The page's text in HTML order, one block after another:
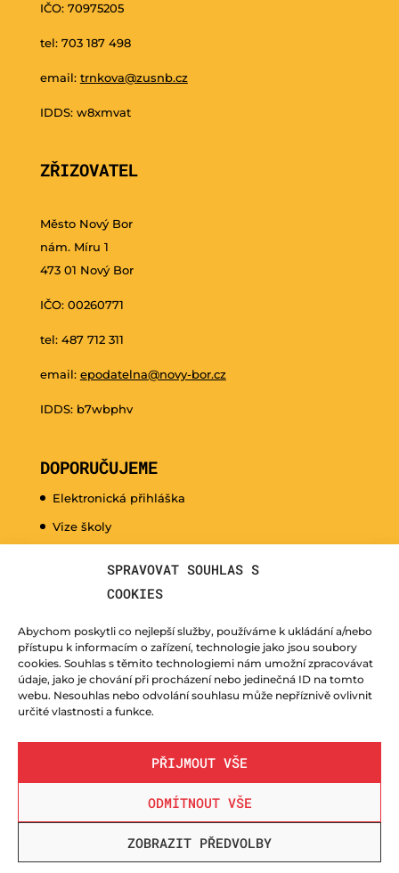
SPRAVOVAT SOUHLAS S
COOKIES
Abychom poskytli co nejlepší služby, používáme k ukládání a/nebo
přístupu k informacím o zařízení, technologie jako jsou soubory
cookies. Souhlas s těmito technologiemi nám umožní zpracovávat
údaje, jako je chování při procházení nebo jedinečná ID na tomto
webu. Nesouhlas nebo odvolání souhlasu může nepříznivě ovlivnit
určité vlastnosti a funkce.
PŘIJMOUT VŠE
ODMÍTNOUT VŠE
ZOBRAZIT PŘEDVOLBY
IČO: 70975205
tel: 703 187 498
email: trnkova@zusnb.cz
IDDS: w8xmvat
ZŘIZOVATEL
Město Nový Bor
nám. Míru 1
473 01 Nový Bor
IČO: 00260771
tel: 487 712 311
email: epodatelna@novy-bor.cz
IDDS: b7wbphv
DOPORUČUJEME
Elektronická přihláška
Vize školy
Kurzy pro veřejnost
Fotogalerie
Učitelé
© ZUŠ Nový Bor - vytvořila společnost
| webdesign
s.r.o.